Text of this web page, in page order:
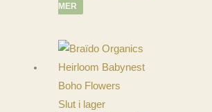
MER
Slut i lager